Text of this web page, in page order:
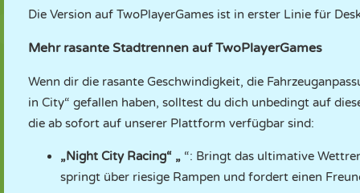
Die Version auf TwoPlayerGames ist in erster Linie für
Mehr rasante Stadtrennen auf TwoPlayerGames
Wenn dir die rasante Geschwindigkeit, die
in City“ gefallen haben, solltest du dich unbedingt auf
die ab sofort auf unserer Plattform verfügbar sind:
„Night City Racing“ „ “: Bringt das ultimative
springt über riesige Rampen und fordert einen